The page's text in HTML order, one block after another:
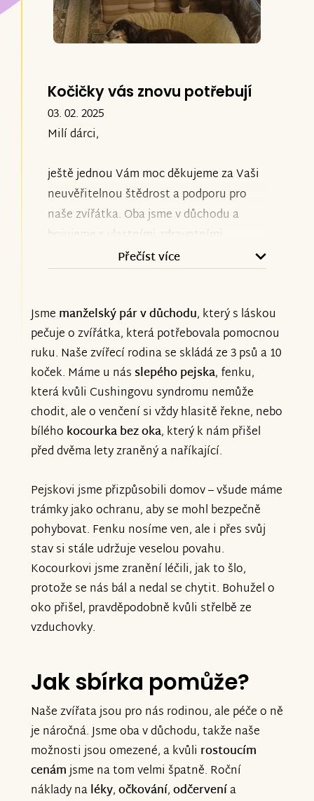
Kočičky vás znovu potřebují
03. 02. 2025
Milí dárci,
ještě jednou Vám moc děkujeme za Vaši
neuvěřitelnou štědrost a podporu pro
naše zvířátka. Oba jsme v důchodu a
bojujeme s vlastními zdravotními
problémy, takže bez Vaší podpory
Okolnosti nás ale nutí žádat o pomoc
znovu. Léčba nového kocourka Macka
nás teď v lednu stála z našich důchodů
přes 7000 Kč, máme u nás chromou fenku
a slepého pejska, kteří také potřebují
nákladnou léčbu, a ceny krmiva neustále
rostou. Víme, že situace je teď obtížná
pro všechny, ale moc Vás prosíme, pokud
nemocným zvířátkům žít důstojný život.
Nová sbírka:
https://www.znesnaze21.cz/sbirka/kalinovi-
opatruji-zviratka-v-nouzi-podporme-je
Děkujeme všem, kteří nás podpoříte.
Vaše pomoc pro nás moc znamená a
manžele Kalinovi
Přečíst více
Jsme manželský pár v důchodu, který s láskou
pečuje o zvířátka, která potřebovala pomocnou
ruku. Naše zvířecí rodina se skládá ze 3 psů a 10
koček. Máme u násslepého pejska, fenku,
která kvůli Cushingovu syndromu nemůže
chodit, ale o venčení si vždy hlasitě řekne, nebo
bílého kocourka bez oka, který k nám přišel
před dvěma lety zraněný a naříkající.
Pejskovi jsme přizpůsobili domov – všude máme
trámky jako ochranu, aby se mohl bezpečně
pohybovat. Fenku nosíme ven, ale i přes svůj
stav si stále udržuje veselou povahu.
Kocourkovi jsme zranění léčili, jak to šlo,
protože se nás bál a nedal se chytit. Bohužel o
oko přišel, pravděpodobně kvůli střelbě ze
vzduchovky.
Jak sbírka pomůže?
Naše zvířata jsou pro nás rodinou, ale péče o ně
je náročná. Jsme oba v důchodu, takže naše
možnosti jsou omezené, a kvůli rostoucím
cenámjsme na tom velmi špatně. Roční
náklady naléky,očkování,odčervenía